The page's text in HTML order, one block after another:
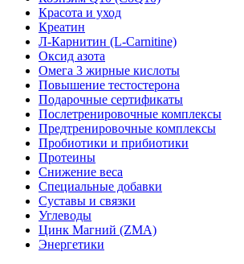
Красота и уход
Креатин
Л-Карнитин (L-Сarnitine)
Оксид азота
Омега 3 жирные кислоты
Повышение тестостерона
Подарочные сертификаты
Послетренировочные комплексы
Предтренировочные комплексы
Пробиотики и прибиотики
Протеины
Снижение веса
Специальные добавки
Суставы и связки
Углеводы
Цинк Магний (ZMA)
Энергетики